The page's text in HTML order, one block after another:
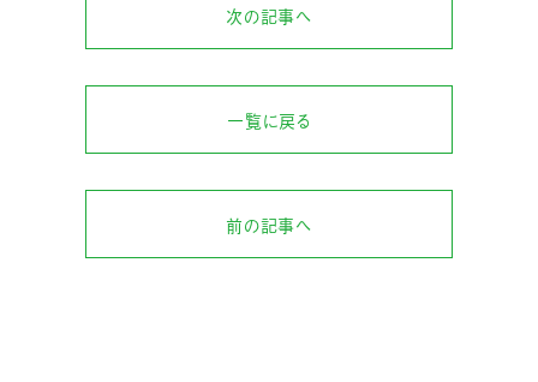
次の記事へ
一覧に戻る
前の記事へ